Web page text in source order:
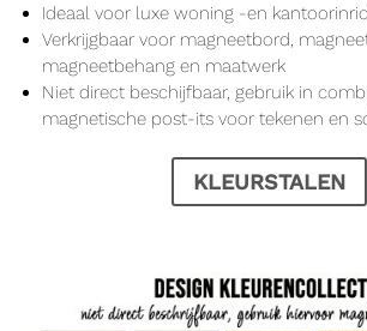
Ideaal voor luxe woning -en
Verkrijgbaar voor magneetbord,
magneetbehang en maatwerk
Niet direct beschijfbaar, gebruik in
magnetische post-its voor tekenen en
KLEURSTALEN